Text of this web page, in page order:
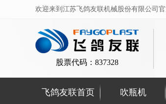
欢迎来到江苏飞鸽友联机械股份有限公司官
股票代码：837328
飞鸽友联首页 吹瓶机